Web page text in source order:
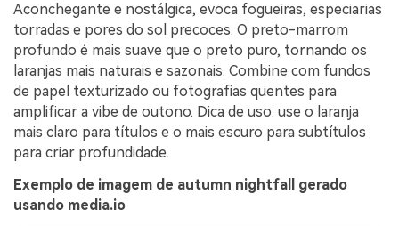
Aconchegante e nostálgica, evoca fogueiras, especiarias
torradas e pores do sol precoces. O preto-marrom
profundo é mais suave que o preto puro, tornando os
laranjas mais naturais e sazonais. Combine com fundos
de papel texturizado ou fotografias quentes para
amplificar a vibe de outono. Dica de uso: use o laranja
mais claro para títulos e o mais escuro para subtítulos
para criar profundidade.
Exemplo de imagem de autumn nightfall gerado
usando media.io